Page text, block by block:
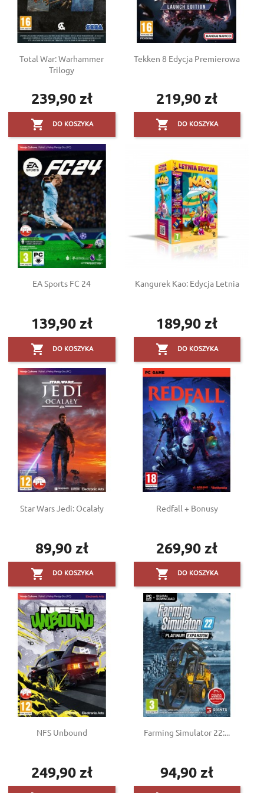
Total War: Warhammer
Trilogy
Cena
239,90 zł
 DO KOSZYKA
Tekken 8 Edycja Premierowa
Cena
219,90 zł
 DO KOSZYKA
EA Sports FC 24
Cena
139,90 zł
 DO KOSZYKA
Kangurek Kao: Edycja Letnia
Cena
189,90 zł
 DO KOSZYKA
Star Wars Jedi: Ocalały
Cena
89,90 zł
 DO KOSZYKA
Redfall + Bonusy
Cena
269,90 zł
 DO KOSZYKA
NFS Unbound
Cena
249,90 zł
Farming Simulator 22:...
Cena
94,90 zł